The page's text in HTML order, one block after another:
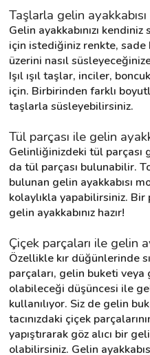
Taşlarla gelin
Gelin ayakkabınızı
için istediğiniz renkte, sade
üzerini nasıl
Işıl ışıl taşlar, inciler,
için. Birbirinden farklı
taşlarla süsleyebilirsiniz.
Tül parçası ile gelin
Gelinliğinizdeki tül parçası
da tül parçası bulunabilir.
bulunan gelin ayakkabısı
kolaylıkla yapabilirsiniz.
gelin ayakkabınız hazır!
Çiçek parçaları ile gelin
Özellikle kır düğünlerinde
parçaları, gelin buketi veya
olabileceği düşüncesi ile
kullanılıyor. Siz de gelin
tacınızdaki çiçek
yapıştırarak göz alıcı bir
olabilirsiniz. Gelin